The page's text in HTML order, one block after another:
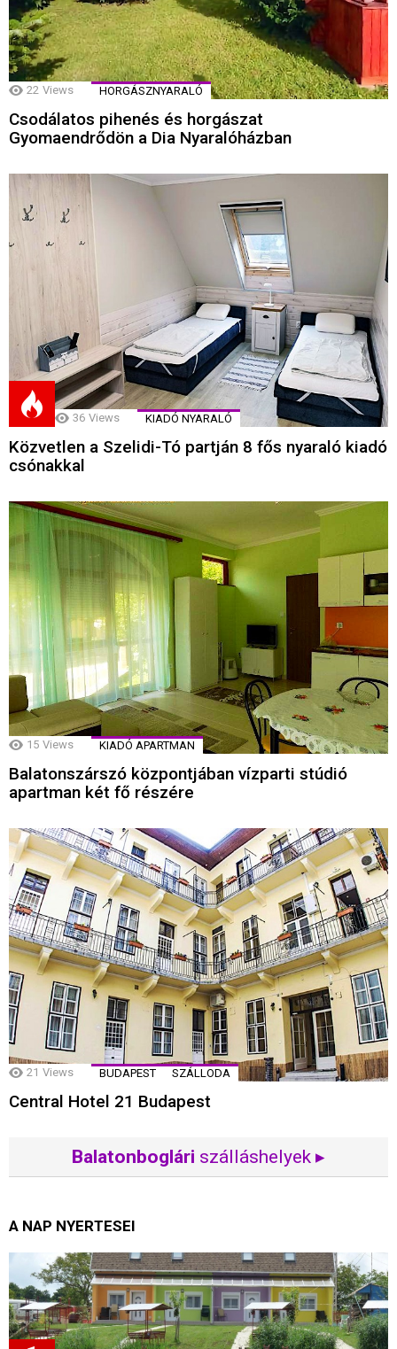
22 Views HORGÁSZNYARALÓ
Csodálatos pihenés és horgászat
Gyomaendrődön a Dia Nyaralóházban
36 Views KIADÓ NYARALÓ
Közvetlen a Szelidi-Tó partján 8 fős nyaraló kiadó
csónakkal
15 Views KIADÓ APARTMAN
Balatonszárszó központjában vízparti stúdió
apartman két fő részére
21 Views BUDAPEST SZÁLLODA
Central Hotel 21 Budapest
Balatonboglári szálláshelyek ▸
A NAP NYERTESEI